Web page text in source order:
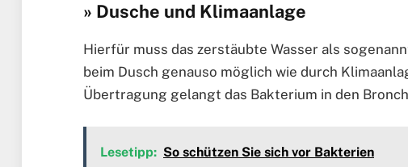
» Dusche und Klimaanlage
Hierfür muss das zerstäubte Wasser als
beim Dusch genauso möglich wie durch
Übertragung gelangt das Bakterium in den
Lesetipp: So schützen Sie sich vor Bakterien